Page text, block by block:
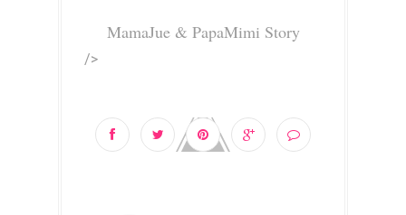
MamaJue & PapaMimi Story
/>